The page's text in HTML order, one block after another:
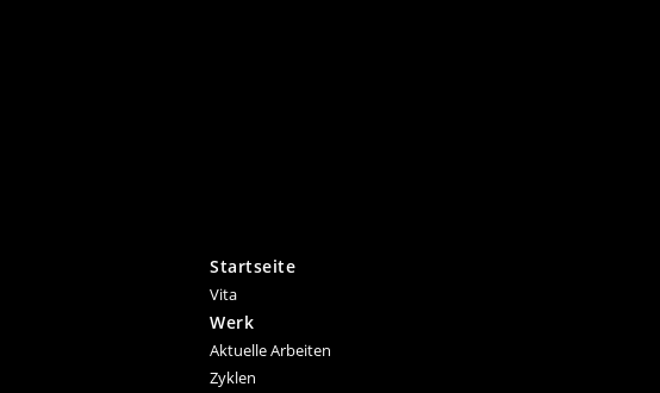
Startseite
Vita
Werk
Aktuelle Arbeiten
Zyklen